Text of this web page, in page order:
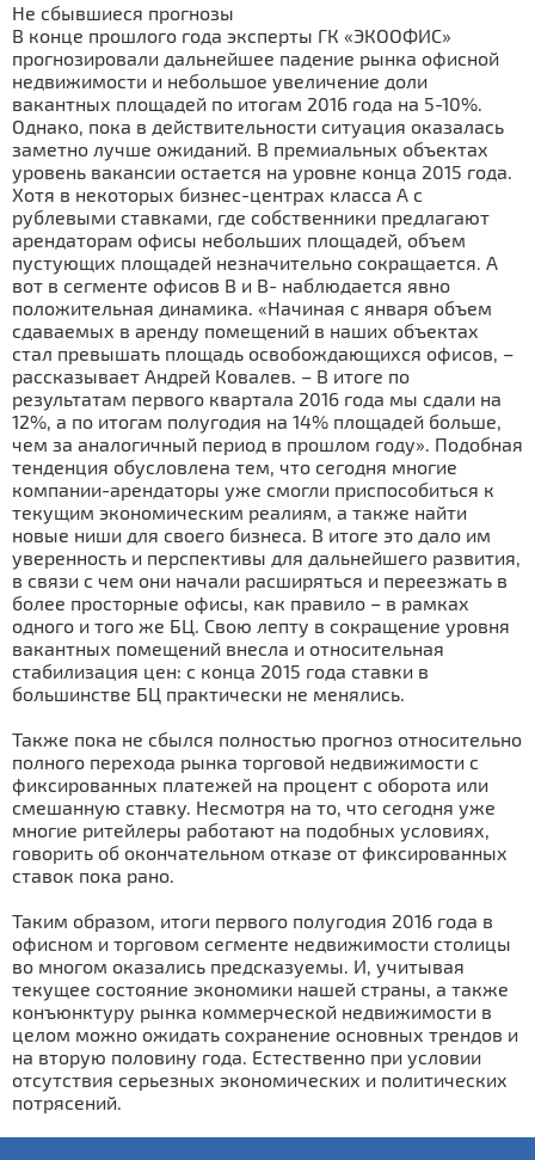
Не сбывшиеся прогнозы
В конце прошлого года эксперты ГК «ЭКООФИС»
прогнозировали дальнейшее падение рынка офисной
недвижимости и небольшое увеличение доли
вакантных площадей по итогам 2016 года на 5-10%.
Однако, пока в действительности ситуация оказалась
заметно лучше ожиданий. В премиальных объектах
уровень вакансии остается на уровне конца 2015 года.
Хотя в некоторых бизнес-центрах класса А с
рублевыми ставками, где собственники предлагают
арендаторам офисы небольших площадей, объем
пустующих площадей незначительно сокращается. А
вот в сегменте офисов В и В- наблюдается явно
положительная динамика. «Начиная с января объем
сдаваемых в аренду помещений в наших объектах
стал превышать площадь освобождающихся офисов, –
рассказывает Андрей Ковалев. – В итоге по
результатам первого квартала 2016 года мы сдали на
12%, а по итогам полугодия на 14% площадей больше,
чем за аналогичный период в прошлом году». Подобная
тенденция обусловлена тем, что сегодня многие
компании-арендаторы уже смогли приспособиться к
текущим экономическим реалиям, а также найти
новые ниши для своего бизнеса. В итоге это дало им
уверенность и перспективы для дальнейшего развития,
в связи с чем они начали расширяться и переезжать в
более просторные офисы, как правило – в рамках
одного и того же БЦ. Свою лепту в сокращение уровня
вакантных помещений внесла и относительная
стабилизация цен: с конца 2015 года ставки в
большинстве БЦ практически не менялись.
Также пока не сбылся полностью прогноз относительно
полного перехода рынка торговой недвижимости с
фиксированных платежей на процент с оборота или
смешанную ставку. Несмотря на то, что сегодня уже
многие ритейлеры работают на подобных условиях,
говорить об окончательном отказе от фиксированных
ставок пока рано.
Таким образом, итоги первого полугодия 2016 года в
офисном и торговом сегменте недвижимости столицы
во многом оказались предсказуемы. И, учитывая
текущее состояние экономики нашей страны, а также
конъюнктуру рынка коммерческой недвижимости в
целом можно ожидать сохранение основных трендов и
на вторую половину года. Естественно при условии
отсутствия серьезных экономических и политических
потрясений.